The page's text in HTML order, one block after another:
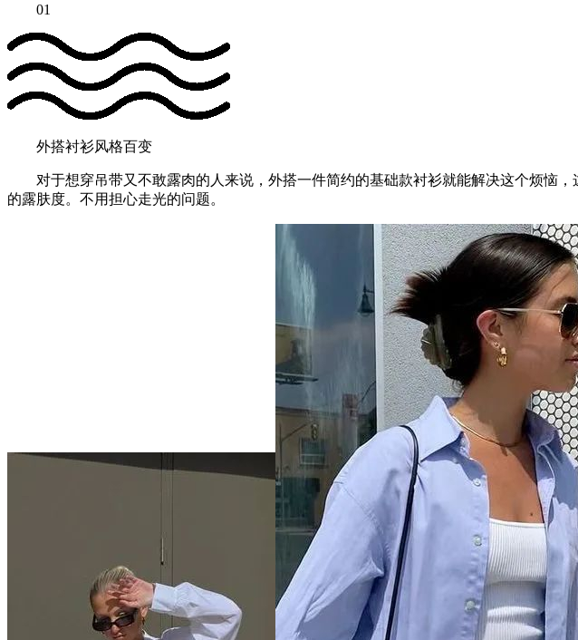
01
外搭衬衫风格百变
对于想穿吊带又不敢露肉的人来说，外搭一件简约的基础款衬衫就能解决这个烦恼，
的露肤度。不用担心走光的问题。